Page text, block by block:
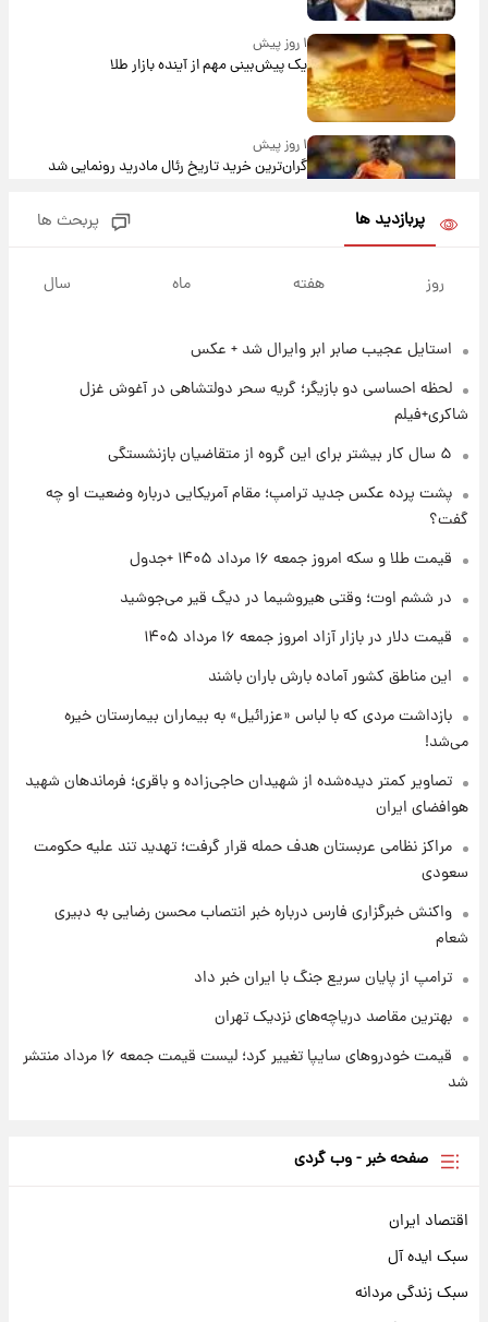
۱ روز پیش
یک پیش‌بینی مهم از آینده بازار طلا
۱ روز پیش
گران‌ترین خرید تاریخ رئال مادرید رونمایی شد
روزها پربارش‌تر خواهند بود؟
۱ روز پیش
شد؛ تیکدری، محبی و سرگیف با اعداد ویژه
۱ روز پیش
شد+فیلم
۱ روز پیش
امروز پنجشنبه ۱۵ مرداد ۱۴۰۵ +جدول
قیمت طلا و سکه امروز پنجشنبه ۱۵ مرداد ۱۴۰۵
شارژ جدید کالابرگ برای سه دهک؛ جزئیات اعلام
پربازدید ها پربحث ها
روز هفته ماه سال
استایل عجیب صابر ابر وایرال شد + عکس
لحظه احساسی دو بازیگر؛ گریه سحر دولتشاهی در آغوش غزل
شاکری+فیلم
۵ سال کار بیشتر برای این گروه از متقاضیان بازنشستگی
پشت پرده عکس جدید ترامپ؛ مقام آمریکایی درباره وضعیت او چه
گفت؟
قیمت طلا و سکه امروز جمعه ۱۶ مرداد ۱۴۰۵ +جدول
در ششم اوت؛ وقتی هیروشیما در دیگ قیر می‌جوشید
قیمت دلار در بازار آزاد امروز جمعه ۱۶ مرداد ۱۴۰۵
این مناطق کشور آماده بارش باران باشند
بازداشت مردی که با لباس «عزرائیل» به بیماران بیمارستان خیره
می‌شد!
تصاویر کمتر دیده‌شده از شهیدان حاجی‌زاده و باقری؛ فرماندهان شهید
هوافضای ایران
مراکز نظامی عربستان هدف حمله قرار گرفت؛ تهدید تند علیه حکومت
سعودی
واکنش خبرگزاری فارس درباره خبر انتصاب محسن رضایی به دبیری
شعام
ترامپ از پایان سریع جنگ با ایران خبر داد
بهترین مقاصد دریاچه‌های نزدیک تهران
قیمت خودروهای سایپا تغییر کرد؛ لیست قیمت جمعه ۱۶ مرداد منتشر
شد
صفحه خبر - وب گردی
اقتصاد ایران
سبک ایده آل
سبک زندگی مردانه